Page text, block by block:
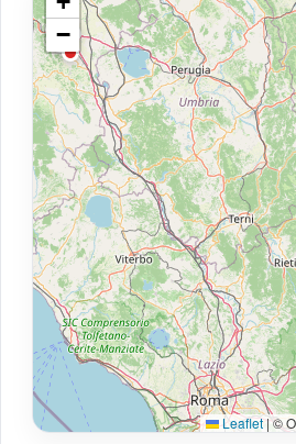
−
Leaflet|©